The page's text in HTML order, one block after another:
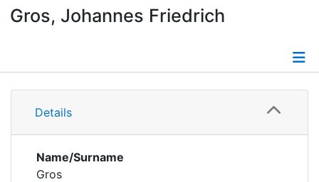
Gros, Johannes Friedrich
Details
Details
Name/Surname
Gros